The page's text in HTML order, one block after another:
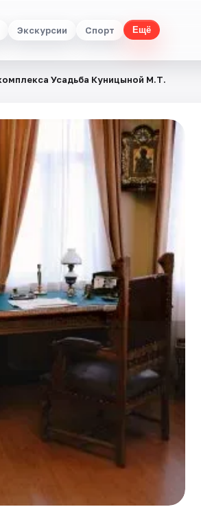
Экскурсии Спорт Ещё
Усадьба Куницыной М.Т.